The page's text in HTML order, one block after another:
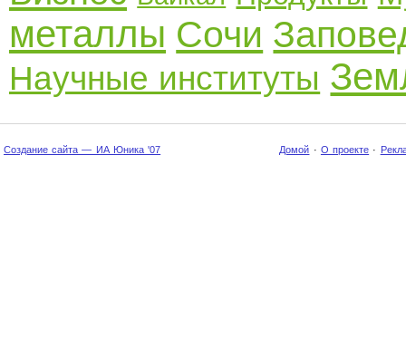
металлы Сочи
Научные институты
Создание сайта — ИА Юника '07 Домой · О проекте ·